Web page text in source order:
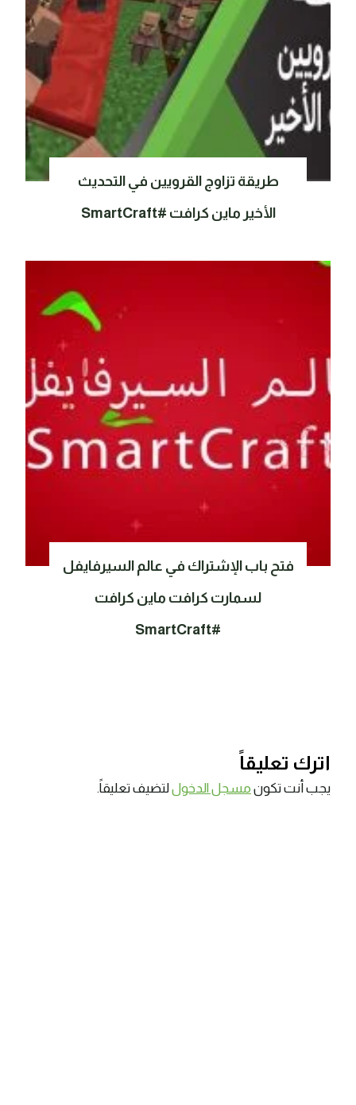
طريقة تزاوج القرويين في التحديث
الأخير ماين كرافت #SmartCraft
فتح باب الإشتراك في عالم السيرفايفل
لسمارت كرافت ماين كرافت
#SmartCraft
اترك تعليقاً
يجب أنت تكون مسجل الدخوللتضيف تعليقاً.